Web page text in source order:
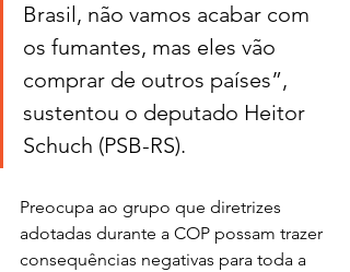
Brasil, não vamos acabar com
os fumantes, mas eles vão
comprar de outros países”,
sustentou o deputado Heitor
Schuch (PSB-RS).
Preocupa ao grupo que diretrizes
adotadas durante a COP possam trazer
consequências negativas para toda a